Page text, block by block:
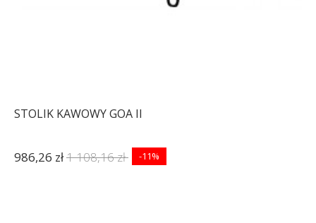
STOLIK KAWOWY GOA II
986,26 zł1 108,16 zł -11%